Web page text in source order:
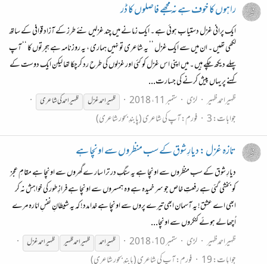
راہوں کا خوف ہے نہ مجھے فاصلوں کا ڈر
ایک پرانی غزل دستیاب ہوئی ہے ۔ ایک زمانے میں چند غزلیں نئے طرز کے آزاد قوافی کے ساتھ
لکھی تھیں ۔ ان میں سے ایک غزل ’’ یہ شاعری تو نہیں ہماری ، یہ روزنامہ ہے ہجرتوں کا ‘‘ آپ
پہلے دیکھ چکے ہیں ۔ میں اپنی اس غزل کو کئی اور غزلوں کی طرح رد کرچکا تھا لیکن ایک دوست کے
کہنے پر یہاں پیش کرنے کی جسارت...
ظہیراحمدظہیر لڑی ستمبر 11، 2018 ظہیراحمدغزل ظہیراحمدکی شاعری
جوابات: 3 فورم:آپ کی شاعری (پابندِ بحور شاعری)
تازہ غزل : دیارِ شوق کے سب منظروں سے اونچا ہے
دیارِ شوق کے سب منظروں سے اونچا ہے یہ سنگِ در ترا سار ےگھروں سے اونچا ہے مقامِ عجز
کو بخشی گئی ہے رفعتِ خاص جو سر خمیدہ ہے وہ ہمسروں سے اونچا ہے فرازِ طور کی خواہش نہ کر
ابھی اے عشق! یہ آسمان ابھی تیرے پروں سے اونچا ہے خدا مدد! کہ یہ شیطانِ نفسِ امّارہ مرے
اُچھالے ہوئے کنکروں سے اونچا...
ظہیراحمدظہیر لڑی ستمبر 10، 2018 ظہیر احمد ظہیر احمد ظہیر ظہیراحمدغزل
جوابات: 19 فورم:آپ کی شاعری (پابندِ بحور شاعری)